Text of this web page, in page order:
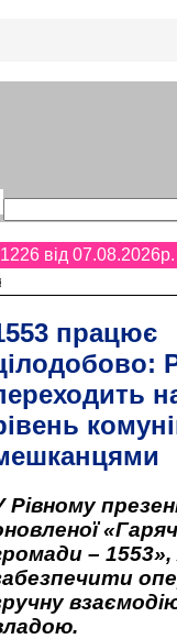
від 07.08.2026p.
працює
Рівному
– 1553»,